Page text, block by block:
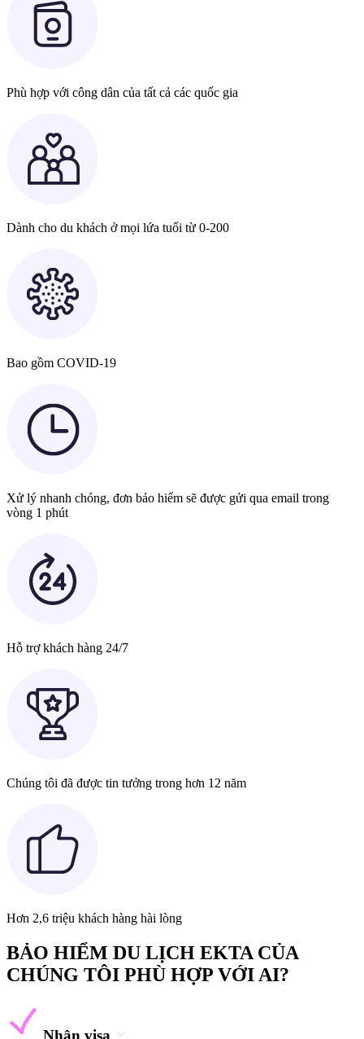
Phù hợp với công dân của tất cả các quốc gia
Dành cho du khách ở mọi lứa tuổi từ 0-200
Bao gồm COVID-19
Xử lý nhanh chóng, đơn bảo hiểm sẽ được gửi qua email trong
vòng 1 phút
Hỗ trợ khách hàng 24/7
Chúng tôi đã được tin tưởng trong hơn 12 năm
Hơn 2,6 triệu khách hàng hài lòng
BẢO HIỂM DU LỊCH EKTA CỦA
CHÚNG TÔI PHÙ HỢP VỚI AI?